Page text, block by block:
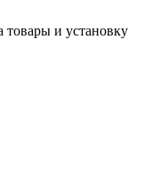
товары и установку